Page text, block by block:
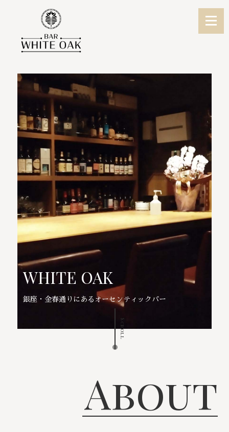
WHITE OAK
銀座・金春通りにあるオーセンティックバー
Scroll
About